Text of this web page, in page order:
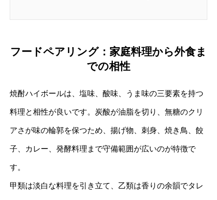
フードペアリング：家庭料理から外食ま
での相性
焼酎ハイボールは、塩味、酸味、うま味の三要素を持つ
料理と相性が良いです。炭酸が油脂を切り、無糖のクリ
アさが味の輪郭を保つため、揚げ物、刺身、焼き鳥、餃
子、カレー、発酵料理まで守備範囲が広いのが特徴で
す。
甲類は淡白な料理を引き立て、乙類は香りの余韻でタレ